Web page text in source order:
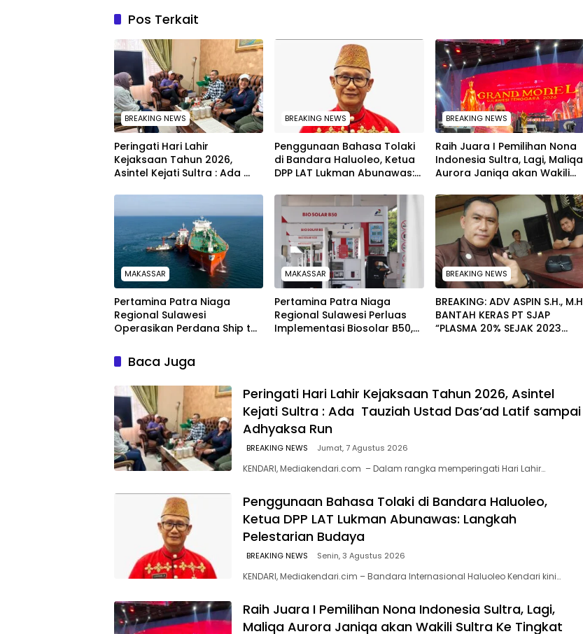
Pos Terkait
BREAKING NEWS
Peringati Hari Lahir
Kejaksaan Tahun 2026,
Asintel Kejati Sultra : Ada
sampai Adhyaksa Run
BREAKING NEWS
Penggunaan Bahasa Tolaki
di Bandara Haluoleo, Ketua
DPP LAT Lukman Abunawas:
BREAKING NEWS
‎Raih Juara I Pemilihan Nona
Indonesia Sultra, Lagi, Maliqa
Aurora Janiqa akan Wakili
pada Pemilihan NONA
Indonesia
MAKASSAR
Pertamina Patra Niaga
Regional Sulawesi
Operasikan Perdana Ship to
Distribusi B50 di Kawasan
Timur Sulawesi
MAKASSAR
Pertamina Patra Niaga
Regional Sulawesi Perluas
Implementasi Biosolar B50,
BREAKING NEWS
BREAKING: ADV ASPIN S.H., M.H
BANTAH KERAS PT SJAP
“PLASMA 20% SEJAK 2023
Baca Juga
Peringati Hari Lahir Kejaksaan Tahun 2026, Asintel
Kejati Sultra : Ada Tauziah Ustad Das’ad Latif sampai
Adhyaksa Run
BREAKING NEWS Jumat, 7 Agustus 2026
KENDARI, Mediakendari.com – Dalam rangka memperingati Hari Lahir…
Penggunaan Bahasa Tolaki di Bandara Haluoleo,
Ketua DPP LAT Lukman Abunawas: Langkah
Pelestarian Budaya
BREAKING NEWS Senin, 3 Agustus 2026
KENDARI, Mediakendari.cim – Bandara Internasional Haluoleo Kendari kini…
‎Raih Juara I Pemilihan Nona Indonesia Sultra, Lagi,
Maliqa Aurora Janiqa akan Wakili Sultra Ke Tingkat